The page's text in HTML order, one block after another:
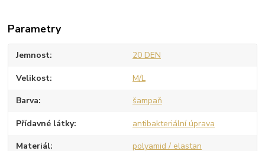
Parametry
Jemnost 20 DEN
Velikost M/L
Barva šampaň
Přídavné látky antibakteriální úprava
Materiál polyamid / elastan